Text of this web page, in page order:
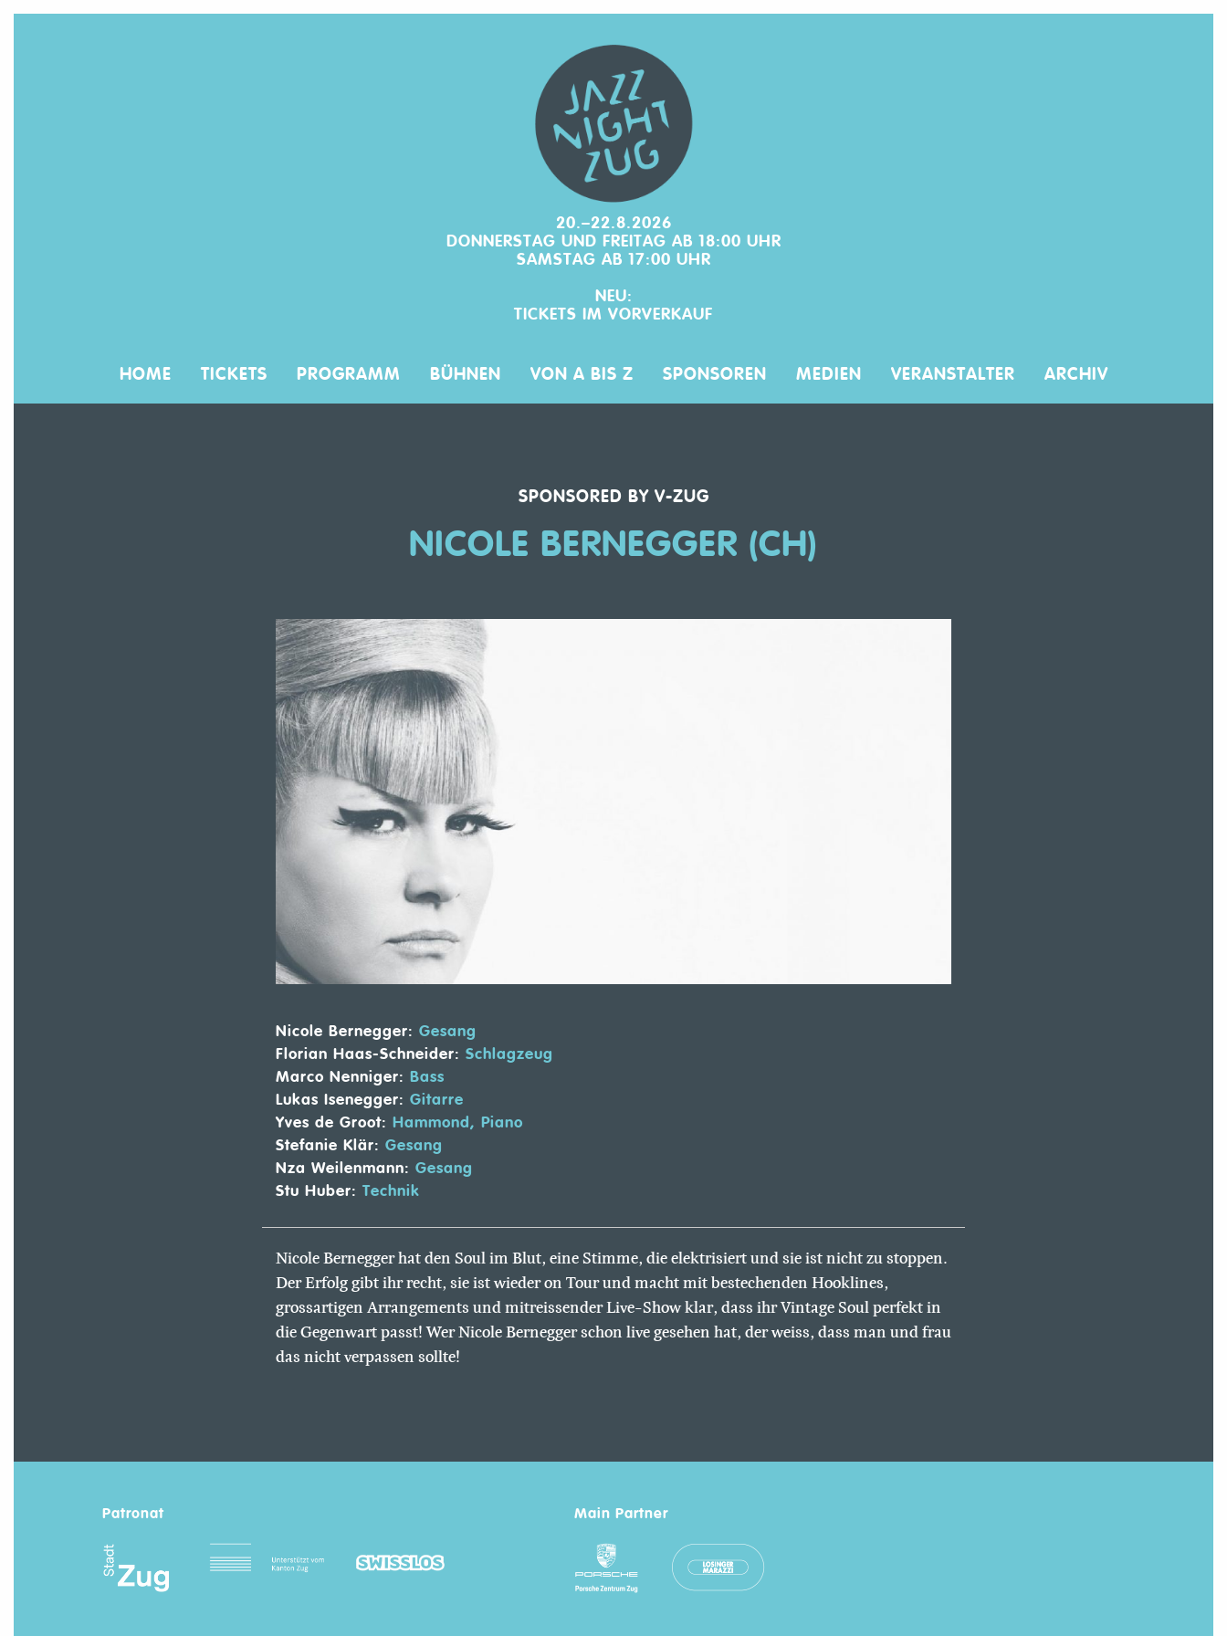
20.–22.8.2026
DONNERSTAG UND FREITAG AB 18:00 UHR
SAMSTAG AB 17:00 UHR
NEU:
TICKETS IM VORVERKAUF
HOME TICKETS PROGRAMM BÜHNEN VON A BIS Z SPONSOREN MEDIEN VERANSTALTER ARCHIV
SPONSORED BY V-ZUG
NICOLE BERNEGGER (CH)
Nicole Bernegger: Gesang
Florian Haas-Schneider: Schlagzeug
Marco Nenniger: Bass
Lukas Isenegger: Gitarre
Yves de Groot:
Hammond, Piano
Stefanie Klär: Gesang
Nza Weilenmann: Gesang
Stu Huber: Technik
Nicole Bernegger hat den Soul im Blut, eine Stimme, die elektrisiert und sie ist nicht zu stoppen.
Der Erfolg gibt ihr recht, sie ist wieder on Tour und macht mit bestechenden Hooklines,
grossartigen Arrangements und mitreissender Live-Show klar, dass ihr Vintage Soul perfekt in
die Gegenwart passt! Wer Nicole Bernegger schon live gesehen hat, der weiss, dass man und frau
das nicht verpassen sollte!
Patronat Main Partner